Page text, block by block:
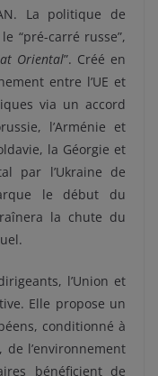
La politique de
“pré-carré russe”,
Oriental”. Créé en
entre l’UE et
via un accord
l’Arménie et
la Géorgie et
par l’Ukraine de
le début du
la chute du
l’Union et
Elle propose un
conditionné à
l’environnement
bénéficient de